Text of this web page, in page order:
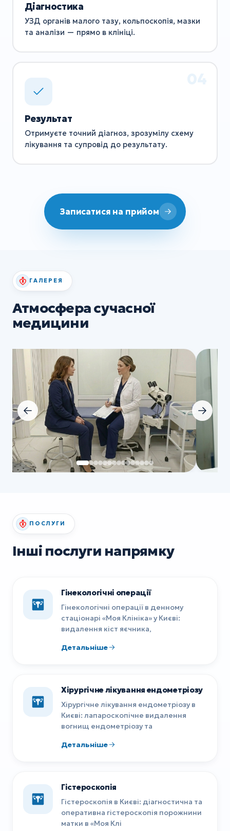
Діагностика
УЗД органів малого тазу, кольпоскопія, мазки
та аналізи — прямо в клініці.
Результат
Отримуєте точний діагноз, зрозумілу схему
лікування та супровід до результату.
Записатися на прийом
ГАЛЕРЕЯ
Атмосфера сучасної
медицини
ПОСЛУГИ
Інші послуги напрямку
Гінекологічні операції
Гінекологічні операції в денному
стаціонарі «Моя Клініка» у Києві:
видалення кіст яєчника,
Детальніше
Хірургічне лікування ендометріозу
Хірургічне лікування ендометріозу в
Києві: лапароскопічне видалення
вогнищ ендометріозу та
Детальніше
Гістероскопія
Гістероскопія в Києві: діагностична та
оперативна гістероскопія порожнини
матки в «Моя Клі